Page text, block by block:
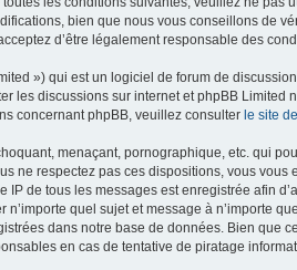
bien que nous vous conseillons de
d’être légalement responsable des
») qui est un logiciel de forum de
les discussions sur internet et phpBB Limited
concernant phpBB, veuillez consulter le site
menaçant, pornographique, etc. qui
ne respectez pas ces dispositions, vous
de tous les messages est enregistrée afin
quel sujet et message à n’importe
dans notre base de données. Bien que
en cas de tentative de piratage